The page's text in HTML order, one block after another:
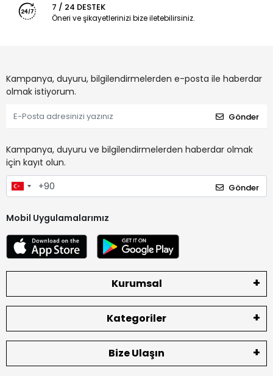
7 / 24 DESTEK
Öneri ve şikayetlerinizi bize iletebilirsiniz.
Kampanya, duyuru, bilgilendirmelerden e-posta ile haberdar
olmak istiyorum.
Gönder
Kampanya, duyuru ve bilgilendirmelerden haberdar olmak
için kayıt olun.
Gönder
Mobil Uygulamalarımız
Kurumsal
Kategoriler
Bize Ulaşın